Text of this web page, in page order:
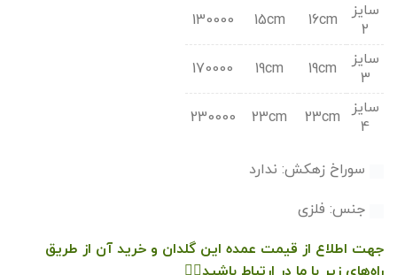
سایز
2
16cm
15cm
130000
سایز
3
19cm
19cm
170000
سایز
4
23cm
23cm
230000
سوراخ زهکش: ندارد
جنس: فلزی
جهت اطلاع از قیمت عمده این گلدان و خرید آن از طریق